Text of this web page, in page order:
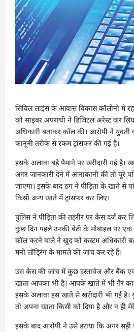
सिविल लाइंस के आवास विकास कॉलोनी में
को साइबर अपराधी ने डिजिटल अरेस्ट कर
अधिकारी बताकर कॉल की। आरोपी ने
कानूनी तरीके से रकम ट्रांसफर की गई है।
इसके अलावा बड़े पैमाने पर खरीदारी गई है।
अगर जानकारी देने में आनाकानी की तो पूरे
जाएगा। इसके बाद ठग ने पीड़िता के खाते से
किसी अन्य खाते में ट्रांसफर कर लिए।
पुलिस ने पीड़िता की तहरीर पर केस दर्ज कर
कुछ दिन पहले उनकी बेटी के मोबाइल पर
कॉल करने वाले ने खुद को कस्टम अधिकारी
मनी लॉडि्रंग के मामले की जांच कर रहे हैं।
उस केस की जांच में कुछ दस्तावेज और बैंक
खाता आपका भी है। आपके खाते में भी गैर
इसके अलावा इस खाते से खरीदारी भी गई
तो अपना खाता किसी को दिया है और न ही
इसके बाद आरोपी ने उसे डराया कि अगर सही